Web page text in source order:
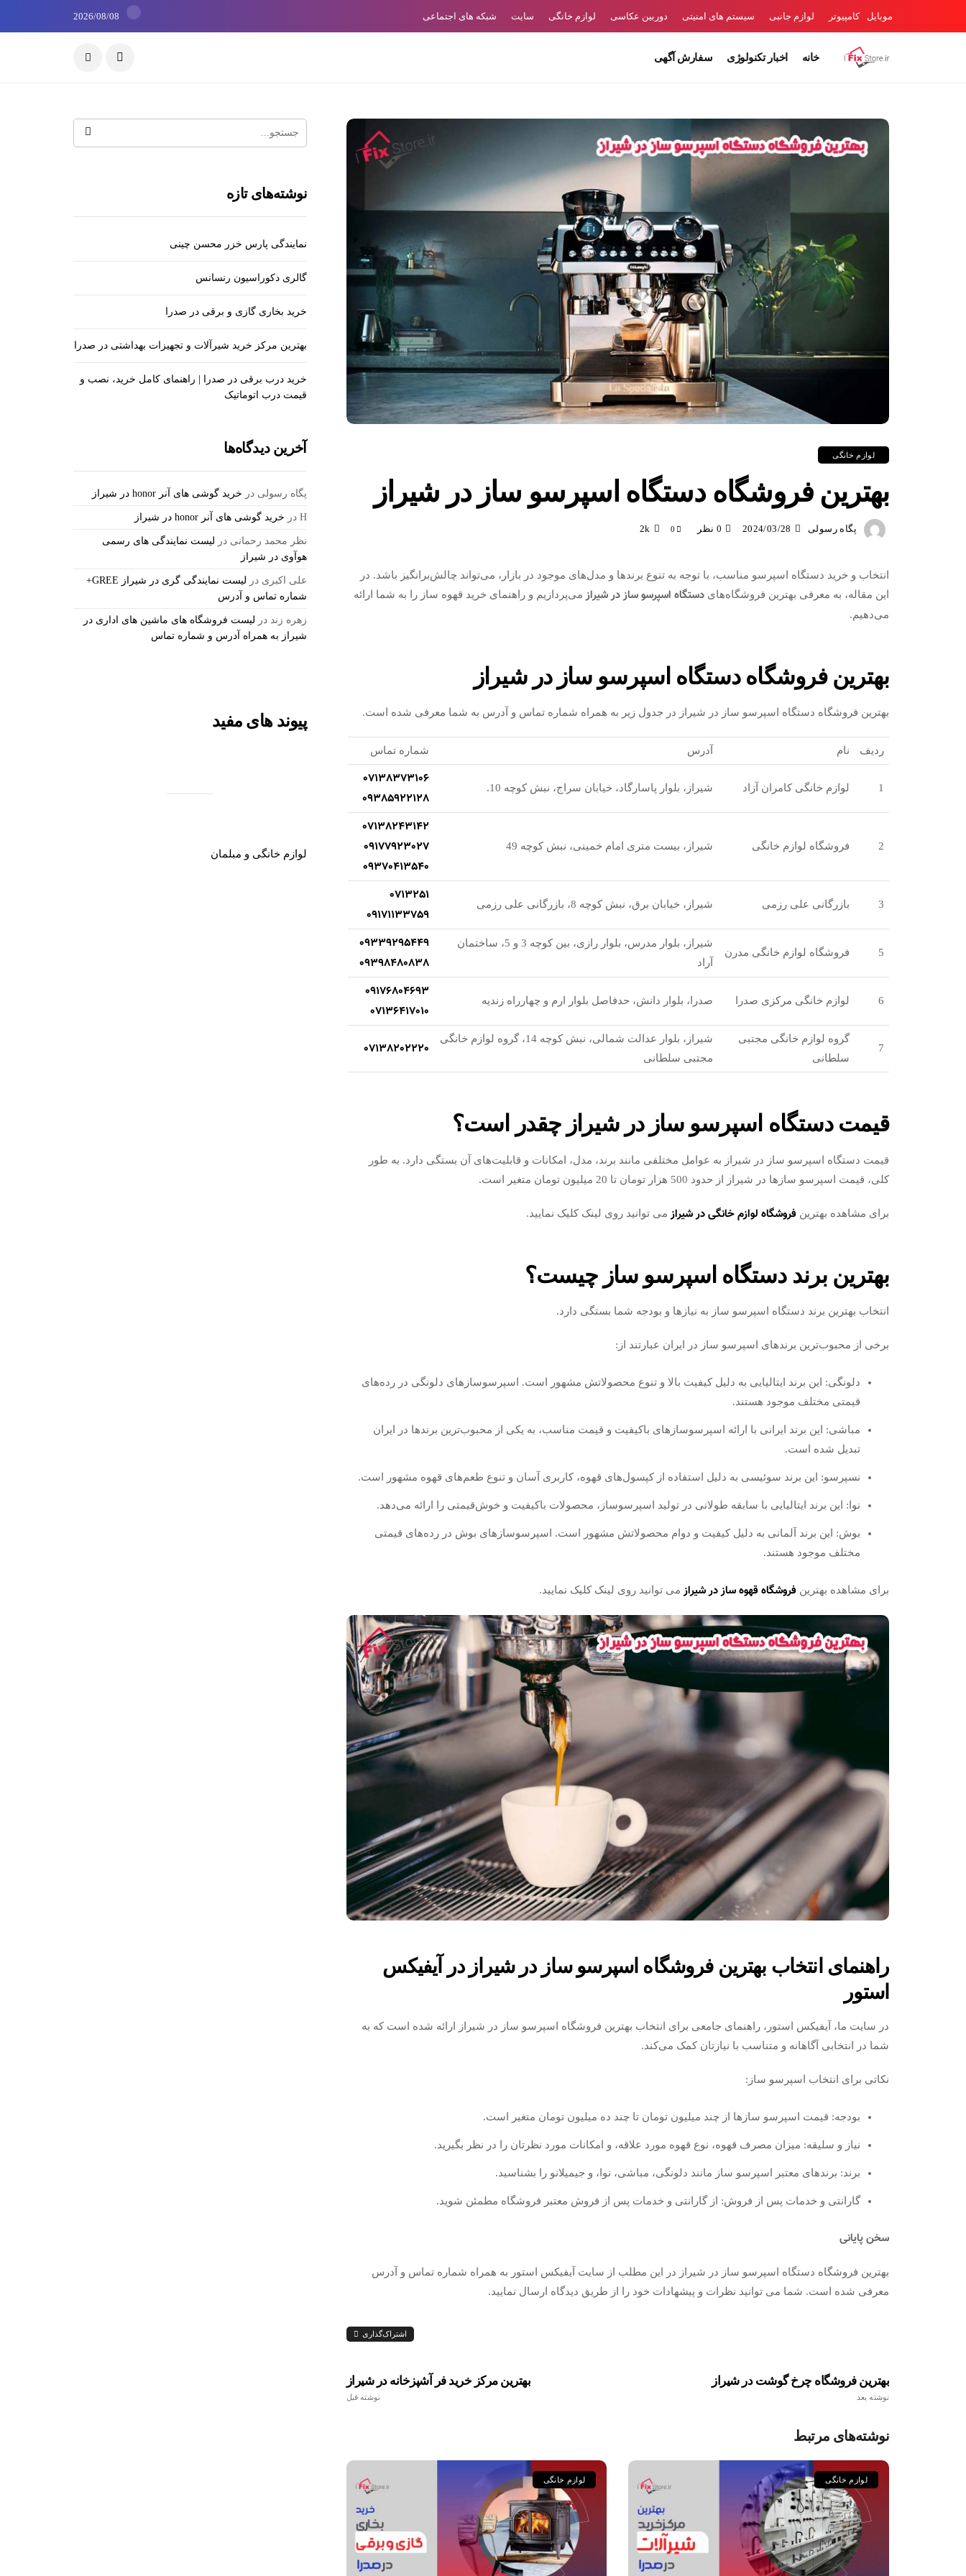
موبایل کامپیوتر لوازم جانبی سیستم های امنیتی دوربین عکاسی لوازم خانگی سایت شبکه های اجتماعی 2026/08/08
خانه اخبار تکنولوژی سفارش آگهی
لوازم خانگی
بهترین فروشگاه دستگاه اسپرسو ساز در شیراز
پگاه رسولی 2024/03/28 0 نظر 0
2k
انتخاب و خرید دستگاه اسپرسو مناسب، با توجه به تنوع برندها و مدل‌های موجود در بازار، می‌تواند چالش‌برانگیز باشد. در
این مقاله، به معرفی بهترین فروشگاه‌های دستگاه اسپرسو ساز در شیراز می‌پردازیم و راهنمای خرید قهوه ساز را به شما ارائه
می‌دهیم.
بهترین فروشگاه دستگاه اسپرسو ساز در شیراز
بهترین فروشگاه دستگاه اسپرسو ساز در شیراز در جدول زیر به همراه شماره تماس و آدرس به شما معرفی شده است.
ردیف نام آدرس شماره تماس
1 لوازم خانگی کامران آزاد شیراز، بلوار پاسارگاد، خیابان سراج، نبش کوچه 10.
07138373106
09385922128
2 فروشگاه لوازم خانگی شیراز، بیست متری امام خمینی، نبش کوچه 49
07138243142
09177923027
09370413540
3 بازرگانی علی رزمی شیراز، خیابان برق، نبش کوچه 8، بازرگانی علی رزمی
0713251
09171133759
5 فروشگاه لوازم خانگی مدرن
شیراز، بلوار مدرس، بلوار رازی، بین کوچه 3 و 5، ساختمان
آراد
09339295449
09398480838
6 لوازم خانگی مرکزی صدرا صدرا، بلوار دانش، حدفاصل بلوار ارم و چهارراه زندیه
09176804693
07136417010
7
گروه لوازم خانگی مجتبی
سلطانی
شیراز، بلوار عدالت شمالی، نبش کوچه 14، گروه لوازم خانگی
مجتبی سلطانی
07138202220
قیمت دستگاه اسپرسو ساز در شیراز چقدر است؟
قیمت دستگاه اسپرسو ساز در شیراز به عوامل مختلفی مانند برند، مدل، امکانات و قابلیت‌های آن بستگی دارد. به طور
کلی، قیمت اسپرسو سازها در شیراز از حدود 500 هزار تومان تا 20 میلیون تومان متغیر است.
برای مشاهده بهترین فروشگاه لوازم خانگی در شیراز می توانید روی لینک کلیک نمایید.
بهترین برند دستگاه اسپرسو ساز چیست؟
انتخاب بهترین برند دستگاه اسپرسو ساز به نیازها و بودجه شما بستگی دارد.
برخی از محبوب‌ترین برندهای اسپرسو ساز در ایران عبارتند از:
دلونگی: این برند ایتالیایی به دلیل کیفیت بالا و تنوع محصولاتش مشهور است. اسپرسوسازهای دلونگی در رده‌های
قیمتی مختلف موجود هستند.
مباشی: این برند ایرانی با ارائه اسپرسوسازهای باکیفیت و قیمت مناسب، به یکی از محبوب‌ترین برندها در ایران
تبدیل شده است.
نسپرسو: این برند سوئیسی به دلیل استفاده از کپسول‌های قهوه، کاربری آسان و تنوع طعم‌های قهوه مشهور است.
نوا: این برند ایتالیایی با سابقه طولانی در تولید اسپرسوساز، محصولات باکیفیت و خوش‌قیمتی را ارائه می‌دهد.
بوش: این برند آلمانی به دلیل کیفیت و دوام محصولاتش مشهور است. اسپرسوسازهای بوش در رده‌های قیمتی
مختلف موجود هستند.
برای مشاهده بهترین فروشگاه قهوه ساز در شیراز می توانید روی لینک کلیک نمایید.
راهنمای انتخاب بهترین فروشگاه اسپرسو ساز در شیراز در آیفیکس
استور
در سایت ما، آیفیکس استور، راهنمای جامعی برای انتخاب بهترین فروشگاه اسپرسو ساز در شیراز ارائه شده است که به
شما در انتخابی آگاهانه و متناسب با نیازتان کمک می‌کند.
نکاتی برای انتخاب اسپرسو ساز:
بودجه: قیمت اسپرسو سازها از چند میلیون تومان تا چند ده میلیون تومان متغیر است.
نیاز و سلیقه: میزان مصرف قهوه، نوع قهوه مورد علاقه، و امکانات مورد نظرتان را در نظر بگیرید.
برند: برندهای معتبر اسپرسو ساز مانند دلونگی، مباشی، نوا، و جیمیلانو را بشناسید.
گارانتی و خدمات پس از فروش: از گارانتی و خدمات پس از فروش معتبر فروشگاه مطمئن شوید.
سخن پایانی
بهترین فروشگاه دستگاه اسپرسو ساز در شیراز در این مطلب از سایت آیفیکس استور به همراه شماره تماس و آدرس
معرفی شده است. شما می توانید نظرات و پیشهادات خود را از طریق دیدگاه ارسال نمایید.
اشتراک‌گذاری
بهترین مرکز خرید فر آشپزخانه در شیراز
نوشته قبل
بهترین فروشگاه چرخ گوشت در شیراز
نوشته بعد
نوشته‌های مرتبط
لوازم خانگی لوازم خانگی
نوشته‌های تازه
نمایندگی پارس خزر محسن چینی
گالری دکوراسیون رنسانس
خرید بخاری گازی و برقی در صدرا
بهترین مرکز خرید شیرآلات و تجهیزات بهداشتی در صدرا
خرید درب برقی در صدرا | راهنمای کامل خرید، نصب و
قیمت درب اتوماتیک
آخرین دیدگاه‌ها
پگاه رسولی در خرید گوشی های آنر honor در شیراز
H در خرید گوشی های آنر honor در شیراز
نظر محمد رحمانی در لیست نمایندگی های رسمی
هوآوی در شیراز
علی اکبری در
لیست نمایندگی گری در شیراز GREE+
شماره تماس و آدرس
زهره زند در لیست فروشگاه های ماشین های اداری در
شیراز به همراه آدرس و شماره تماس
پیوند های مفید
لوازم خانگی و مبلمان